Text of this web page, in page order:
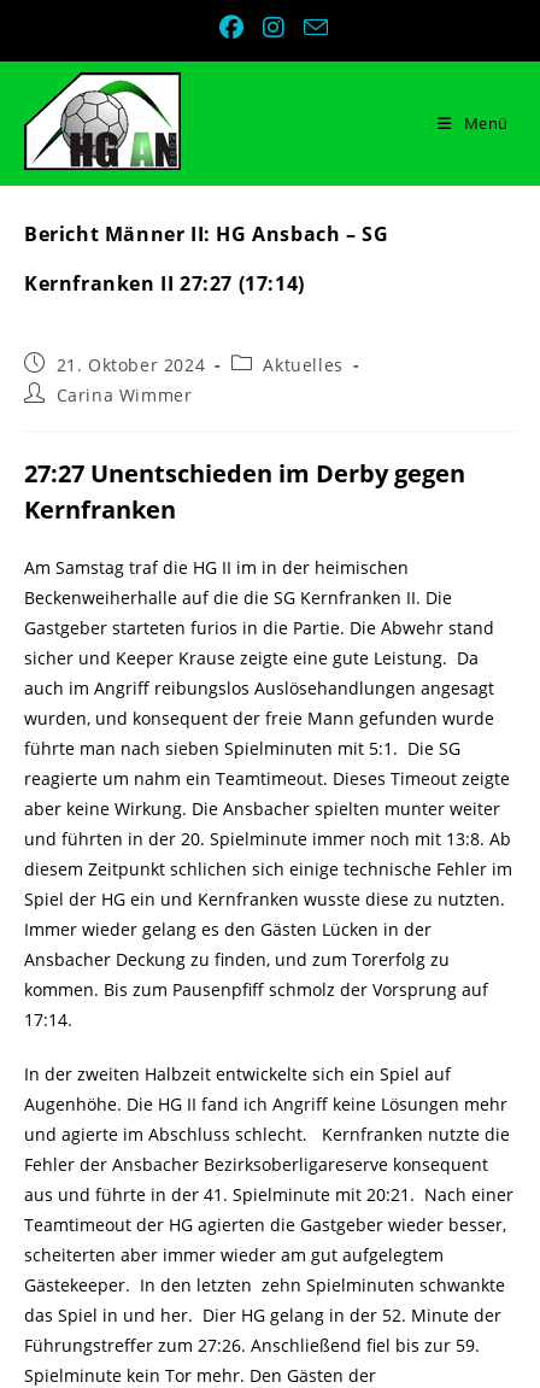
Menü
Bericht Männer II: HG Ansbach – SG
Kernfranken II 27:27 (17:14)
Beitrag
veröffentlicht:
21. Oktober 2024
Beitrags-
Aktuelles
Beitrags-
Carina Wimmer
27:27 Unentschieden im Derby gegen
Kernfranken
Am Samstag traf die HG II im in der heimischen
Beckenweiherhalle auf die die SG Kernfranken II. Die
Gastgeber starteten furios in die Partie. Die Abwehr stand
sicher und Keeper Krause zeigte eine gute Leistung. Da
auch im Angriff reibungslos Auslösehandlungen angesagt
wurden, und konsequent der freie Mann gefunden wurde
führte man nach sieben Spielminuten mit 5:1. Die SG
reagierte um nahm ein Teamtimeout. Dieses Timeout zeigte
aber keine Wirkung. Die Ansbacher spielten munter weiter
und führten in der 20. Spielminute immer noch mit 13:8. Ab
diesem Zeitpunkt schlichen sich einige technische Fehler im
Spiel der HG ein und Kernfranken wusste diese zu nutzten.
Immer wieder gelang es den Gästen Lücken in der
Ansbacher Deckung zu finden, und zum Torerfolg zu
kommen. Bis zum Pausenpfiff schmolz der Vorsprung auf
17:14.
In der zweiten Halbzeit entwickelte sich ein Spiel auf
Augenhöhe. Die HG II fand ich Angriff keine Lösungen mehr
und agierte im Abschluss schlecht. Kernfranken nutzte die
Fehler der Ansbacher Bezirksoberligareserve konsequent
aus und führte in der 41. Spielminute mit 20:21. Nach einer
Teamtimeout der HG agierten die Gastgeber wieder besser,
scheiterten aber immer wieder am gut aufgelegtem
Gästekeeper. In den letzten zehn Spielminuten schwankte
das Spiel in und her. Dier HG gelang in der 52. Minute der
Führungstreffer zum 27:26. Anschließend fiel bis zur 59.
Spielminute kein Tor mehr. Den Gästen der